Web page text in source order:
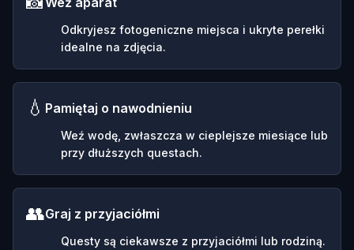
Odkryjesz fotogeniczne miejsca i ukryte perełki
idealne na zdjęcia.
💧 Pamiętaj o nawodnieniu
Weź wodę, zwłaszcza w cieplejsze miesiące lub
przy dłuższych questach.
👥Graj z przyjaciółmi
Questy są ciekawsze z przyjaciółmi lub rodziną.